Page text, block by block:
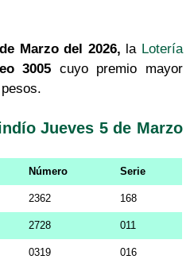
Marzo del 2026, la Lotería
3005 cuyo premio mayor
Jueves 5 de Marzo
Número Serie
2362 168
2728 011
0319 016